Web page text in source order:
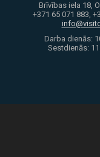
Brīvības iela 18,
+371 65 071 883,
Darba dienās:
Sestdienās: